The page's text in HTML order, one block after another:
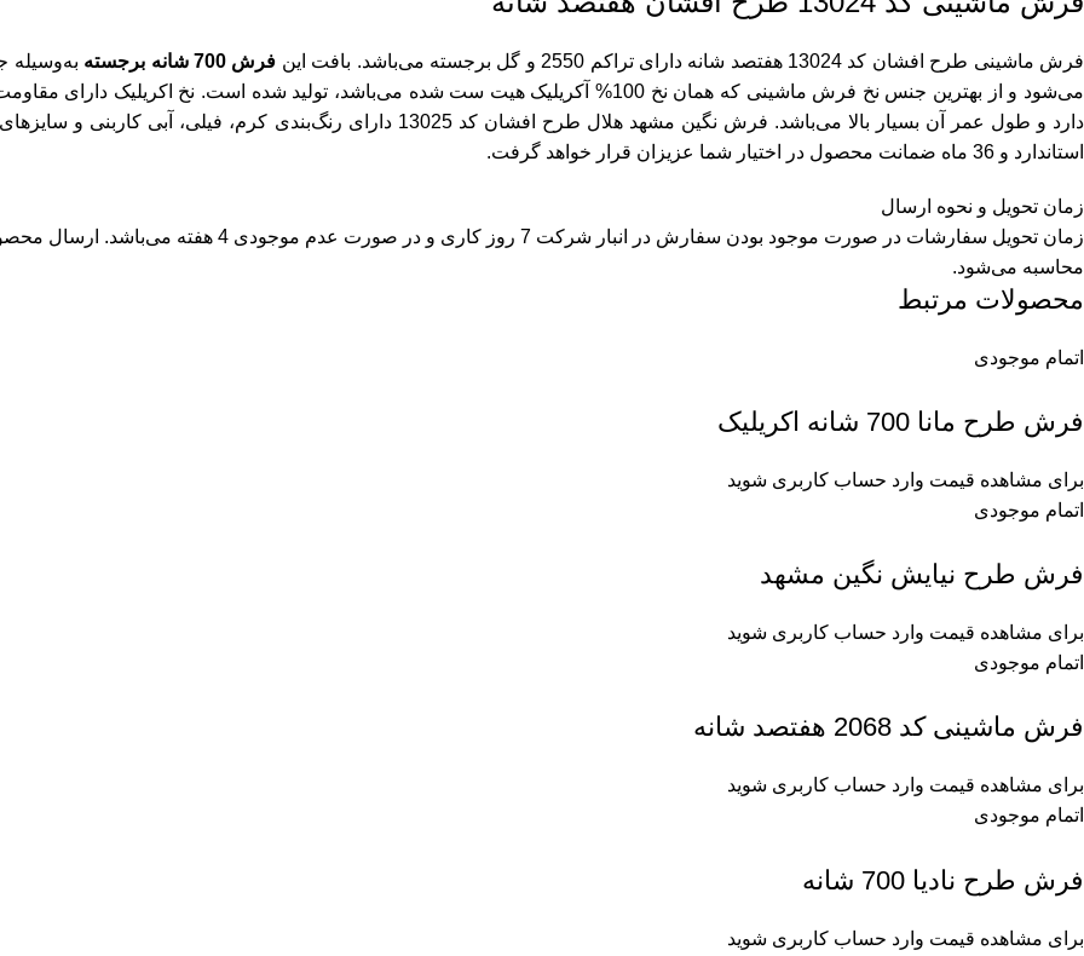
فرش ماشینی طرح افشان کد 13024 هفتصد شانه دارای تراکم 2550 و گل برجسته می‌باشد. بافت این
فرش 700 شانه برجسته
می‌شود و از بهترین جنس نخ فرش ماشینی که همان نخ 100% آکریلیک هیت ست شده می‌باشد، تولید شده
استاندارد و 36 ماه ضمانت محصول در اختیار شما عزیزان قرار خواهد گرفت.
زمان تحویل و نحوه ارسال
زمان تحویل سفارشات در صورت موجود بودن سفارش در
محاسبه می‌شود.
محصولات مرتبط
اتمام موجودی
فرش طرح مانا 700 شانه اکریلیک
برای مشاهده قیمت وارد حساب کاربری شوید
اتمام موجودی
فرش طرح نیایش نگین مشهد
برای مشاهده قیمت وارد حساب کاربری شوید
اتمام موجودی
فرش ماشینی کد 2068 هفتصد شانه
برای مشاهده قیمت وارد حساب کاربری شوید
اتمام موجودی
فرش طرح نادیا 700 شانه
برای مشاهده قیمت وارد حساب کاربری شوید